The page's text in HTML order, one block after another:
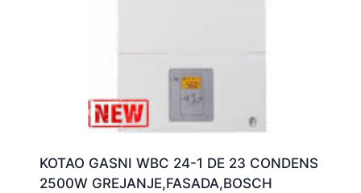
KOTAO GASNI WBC 24-1 DE 23 CONDENS
2500W GREJANJE,FASADA,BOSCH